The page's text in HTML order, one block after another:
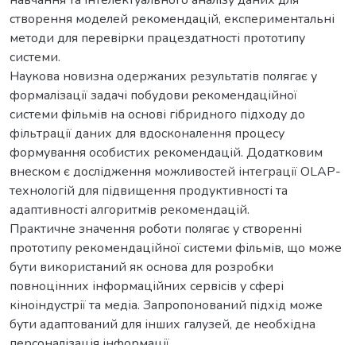
створення моделей рекомендацій, експериментальні
методи для перевірки працездатності прототипу
системи.
Наукова новизна одержаних результатів полягає у
формалізації задачі побудови рекомендаційної
системи фільмів на основі гібридного підходу до
фільтрації даних для вдосконалення процесу
формування особистих рекомендацій. Додатковим
внеском є дослідження можливостей інтеграції OLAP-
технологій для підвищення продуктивності та
адаптивності алгоритмів рекомендацій.
Практичне значення роботи полягає у створенні
прототипу рекомендаційної системи фільмів, що може
бути використаний як основа для розробки
повноцінних інформаційних сервісів у сфері
кіноіндустрії та медіа. Запропонований підхід може
бути адаптований для інших галузей, де необхідна